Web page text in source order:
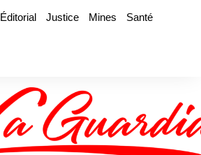
Éditorial Justice Mines
Santé